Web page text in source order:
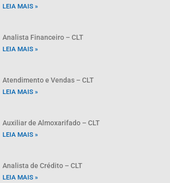
LEIA MAIS »
Analista Financeiro – CLT
LEIA MAIS »
Atendimento e Vendas – CLT
LEIA MAIS »
Auxiliar de Almoxarifado – CLT
LEIA MAIS »
Analista de Crédito – CLT
LEIA MAIS »